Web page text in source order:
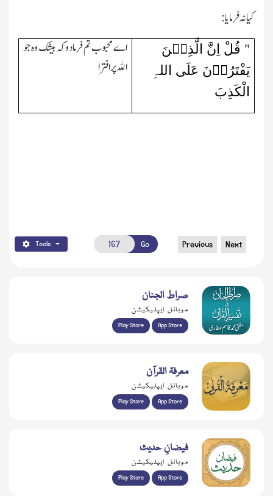
کیا نہ فرمایا:
" قُلْ اِنَّ الَّذِیۡنَ
یَفْتَرُوۡنَ عَلَی اللہِ
الْکَذِبَ
اے محبوب تم فرمادو کہ بیشك وہ جو
اﷲ پر افترا
Tools Go Previous Next
صراط الجنان
موبائل ایپلیکیشن
Play Store App Store
معرفۃ القرآن
موبائل ایپلیکیشن
Play Store App Store
فیضانِ حدیث
موبائل ایپلیکیشن
Play Store App Store